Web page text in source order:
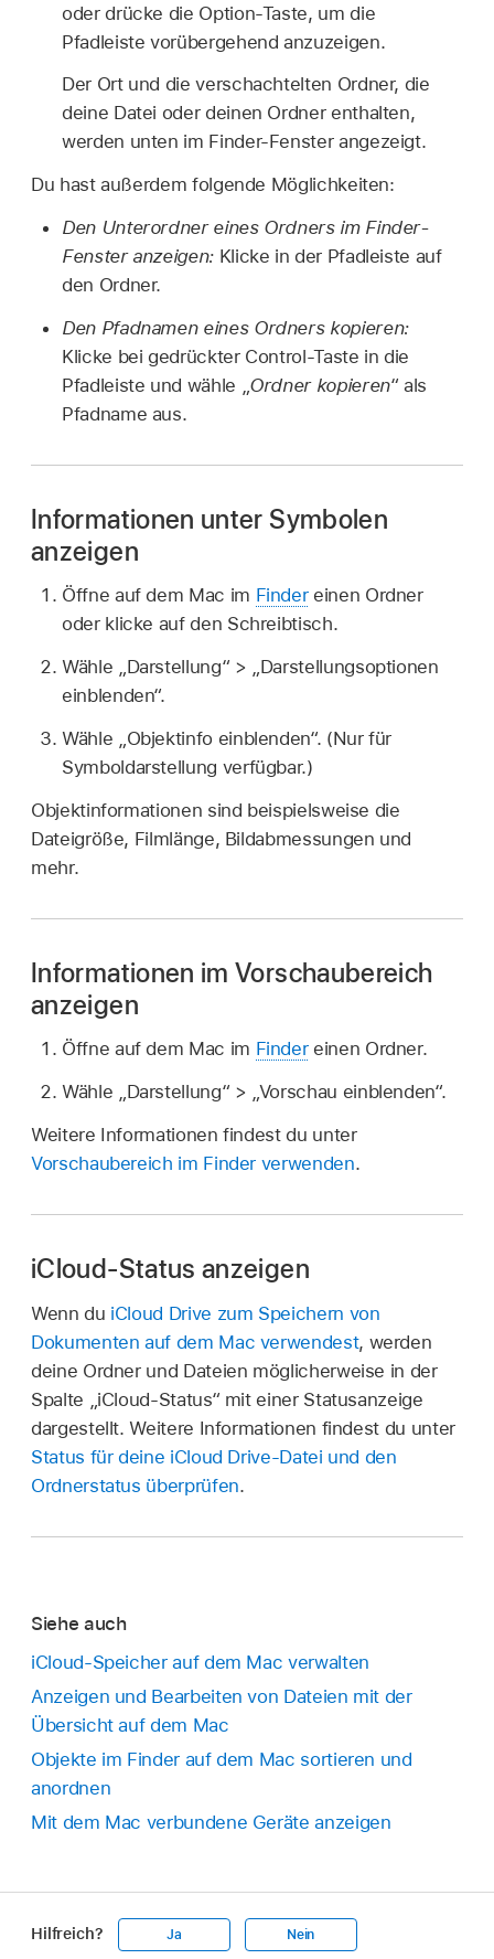
oder drücke die Option-Taste, um die
Pfadleiste vorübergehend anzuzeigen.
Der Ort und die verschachtelten Ordner, die
deine Datei oder deinen Ordner enthalten,
werden unten im Finder-Fenster angezeigt.
Du hast außerdem folgende Möglichkeiten:
Den Unterordner eines Ordners im Finder-
Fenster anzeigen:Klicke in der Pfadleiste auf
den Ordner.
Den Pfadnamen eines Ordners kopieren:
Klicke bei gedrückter Control-Taste in die
Pfadleiste und wähle „ Ordner kopieren“ als
Pfadname aus.
Informationen unter Symbolen
anzeigen
Öffne auf dem Mac im Findereinen Ordner
oder klicke auf den Schreibtisch.
Wähle „Darstellung“ > „Darstellungsoptionen
einblenden“.
Wähle „Objektinfo einblenden“. (Nur für
Symboldarstellung verfügbar.)
Objektinformationen sind beispielsweise die
Dateigröße, Filmlänge, Bildabmessungen und
mehr.
Informationen im Vorschaubereich
anzeigen
Öffne auf dem Mac im Findereinen Ordner.
Wähle „Darstellung“ > „Vorschau einblenden“.
Weitere Informationen findest du unter
Vorschaubereich im Finder verwenden.
iCloud-Status anzeigen
Wenn du iCloud Drive zum Speichern von
Dokumenten auf dem Mac verwendest, werden
deine Ordner und Dateien möglicherweise in der
Spalte „iCloud-Status“ mit einer Statusanzeige
dargestellt. Weitere Informationen findest du unter
Status für deine iCloud Drive-Datei und den
Ordnerstatus überprüfen.
Siehe auch
iCloud-Speicher auf dem Mac verwalten
Anzeigen und Bearbeiten von Dateien mit der
Übersicht auf dem Mac
Objekte im Finder auf dem Mac sortieren und
anordnen
Mit dem Mac verbundene Geräte anzeigen
Hilfreich? Ja Nein